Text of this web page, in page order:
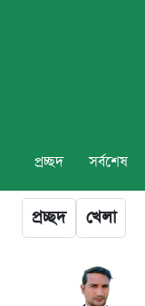
প্রচ্ছদ সর্বশেষ
প্রচ্ছদ খেলা